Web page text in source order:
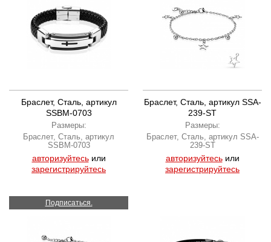
Браслет, Сталь, артикул
SSBM-0703
Размеры:
Браслет, Сталь, артикул
SSBM-0703
авторизуйтесьили
зарегистрируйтесь
Браслет, Сталь, артикул SSA-
239-ST
Размеры:
Браслет, Сталь, артикул SSA-
239-ST
авторизуйтесьили
зарегистрируйтесь
Подписаться.